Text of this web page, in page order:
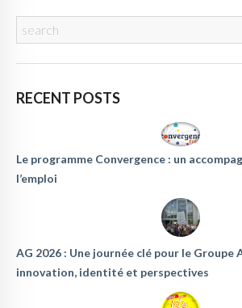
RECENT POSTS
Le programme Convergence : un
l’emploi
AG 2026 : Une journée clé pour le
innovation, identité et perspectives